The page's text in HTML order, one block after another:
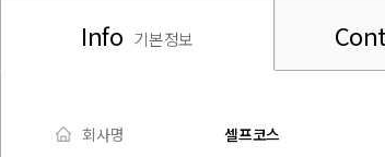
Info 기본정보
회사명 셀프코스